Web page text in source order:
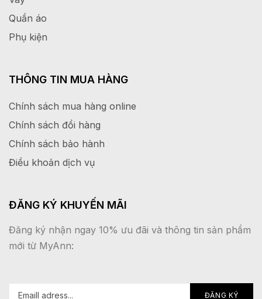
Quần áo
Phụ kiện
THÔNG TIN MUA HÀNG
Chính sách mua hàng online
Chính sách đổi hàng
Chính sách bảo hành
Điều khoản dịch vụ
ĐĂNG KÝ KHUYẾN MÃI
Đăng ký nhận ngay 10% ưu đãi và thông tin sản phẩm
mới từ MyAnn: